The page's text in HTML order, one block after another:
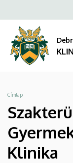
Klinika
KLINIKAI
a
tartalomra
Morzsa
Címlap
Klinika